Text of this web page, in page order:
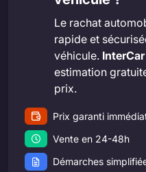
Le rachat
rapide et
véhicule. InterCar
estimation
prix.
Prix garanti
Vente en 24-48h
Démarches